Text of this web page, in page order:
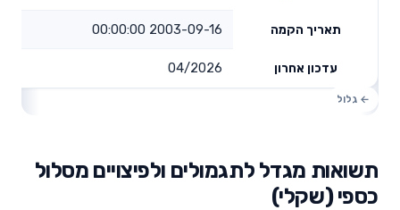
תאריך הקמה 2003-09-16 00:00:00
עדכון אחרון 04/2026
תשואות מגדל לתגמולים ולפיצויים מסלול
כספי (שקלי)